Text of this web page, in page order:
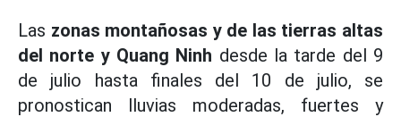
Las zonas montañosas y de las tierras altas
del norte y Quang Ninh desde la tarde del 9
de julio hasta finales del 10 de julio, se
pronostican lluvias moderadas, fuertes y